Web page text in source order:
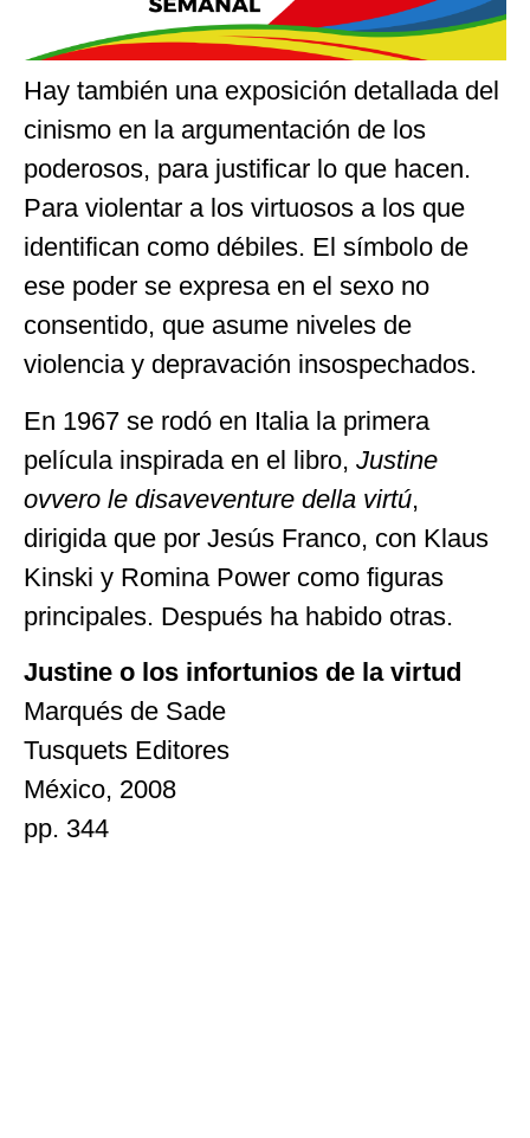
Hay también una exposición detallada del
cinismo en la argumentación de los
poderosos, para justificar lo que hacen.
Para violentar a los virtuosos a los que
identifican como débiles. El símbolo de
ese poder se expresa en el sexo no
consentido, que asume niveles de
violencia y depravación insospechados.
En 1967 se rodó en Italia la primera
película inspirada en el libro, Justine
ovvero le disaveventure della virtú,
dirigida que por Jesús Franco, con Klaus
Kinski y Romina Power como figuras
principales. Después ha habido otras.
Justine o los infortunios de la virtud
Marqués de Sade
Tusquets Editores
México, 2008
pp. 344